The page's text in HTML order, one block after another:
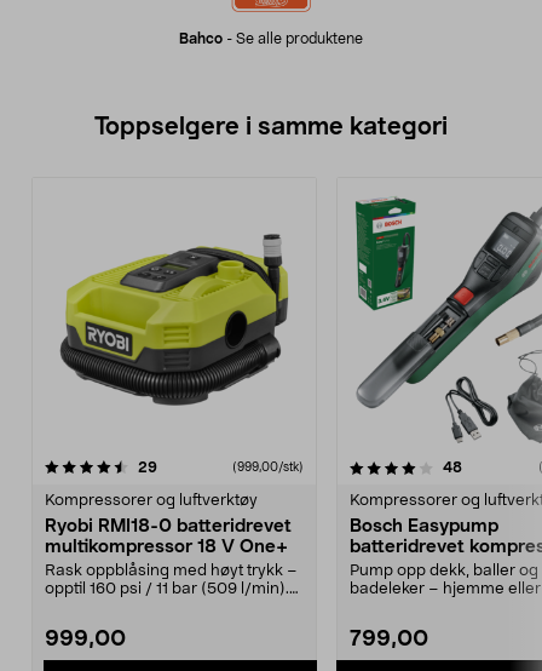
Bahco - Se alle produktene
Toppselgere i samme kategori
29anmeldelser(999,00/stk)
Kompressorer og luftverktøy
Ryobi RMI18-0 batteridrevet
multikompressor 18 V One+
Rask oppblåsing med høyt trykk –
opptil 160 psi / 11 bar (509 l/min).
999,00
4.0 av 5 stjerner 48
Kompressorer og
Bosch Easypump
batteridrevet
V
Pump opp dekk, baller og
badeleker – hjemme
799,00
0.0 av 5 stjerner